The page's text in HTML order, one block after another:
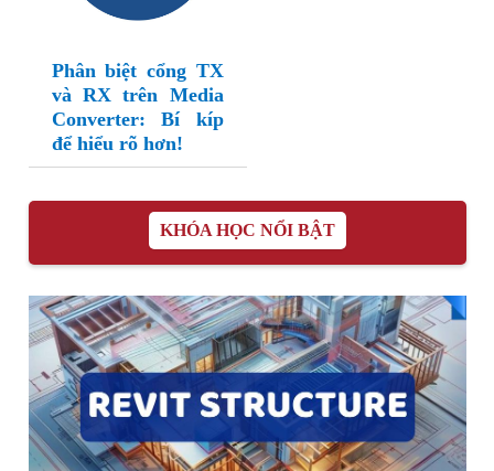
Phân biệt cổng TX
và RX trên Media
Converter: Bí kíp
để hiểu rõ hơn!
KHÓA HỌC NỔI BẬT